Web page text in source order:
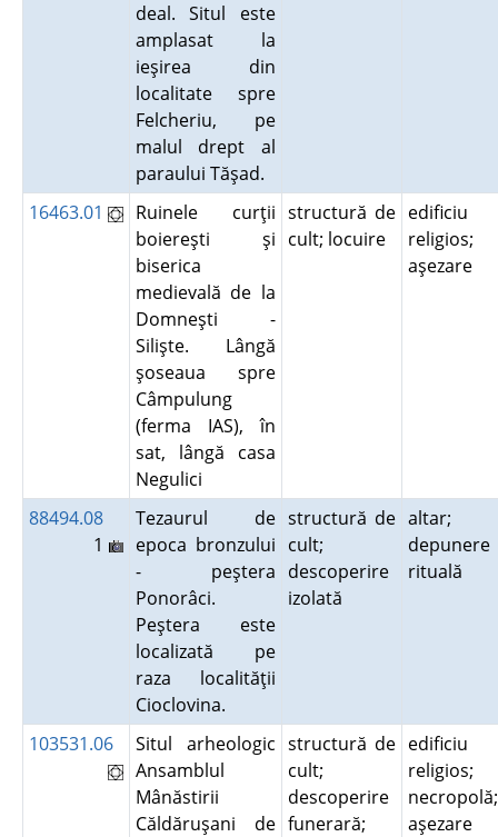
deal. Situl este
amplasat la
ieşirea din
localitate spre
Felcheriu, pe
malul drept al
paraului Tăşad.
16463.01
Ruinele curţii
boiereşti şi
biserica
medievală de la
Domneşti -
Silişte. Lângă
şoseaua spre
Câmpulung
(ferma IAS), în
sat, lângă casa
Negulici
structură de
cult; locuire
edificiu
religios;
aşezare
88494.08
1
Tezaurul de
epoca bronzului
- peştera
Ponorâci.
Peştera este
localizată pe
raza localităţii
Cioclovina.
structură de
cult;
descoperire
izolată
altar;
depunere
rituală
103531.06
Situl arheologic
Ansamblul
Mânăstirii
Căldăruşani de
structură de
cult;
descoperire
funerară;
edificiu
religios;
necropolă;
aşezare